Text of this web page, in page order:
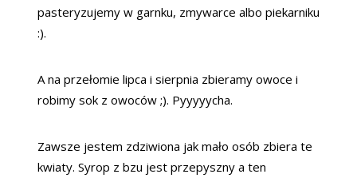
pasteryzujemy w garnku, zmywarce albo piekarniku
:).
A na przełomie lipca i sierpnia zbieramy owoce i
robimy sok z owoców ;). Pyyyyycha.
Zawsze jestem zdziwiona jak mało osób zbiera te
kwiaty. Syrop z bzu jest przepyszny a ten